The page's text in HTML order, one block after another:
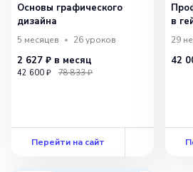
Основы графического
дизайна
5 месяцев 26уроков
2 627 ₽ в месяц
42 600 ₽ 78 833 ₽
Перейти на сайт
в
29
42